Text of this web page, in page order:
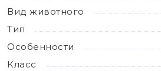
Вид животного
Тип
Особенности
Класс